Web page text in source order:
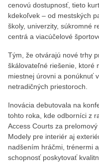
cenovú dostupnosť, tieto
kdekoľvek – od mestských
školy, univerzity, súkromné
centrá a viacúčelové
Tým, že otvárajú nové trhy
škálovateľné riešenie, ktoré
miestnej úrovni a ponúknuť
netradičných priestoroch.
Inovácia debutovala na
tohto roka, kde odborníci z
Access Courts za
Modely pre interiér aj
nadšením hráčmi, trénermi
schopnosť poskytovať